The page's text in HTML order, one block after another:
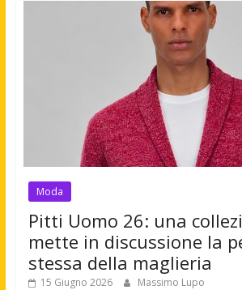
Moda
Pitti Uomo 26: una
mette in discussione la
stessa della maglieria
15 Giugno 2026 Massimo Lupo